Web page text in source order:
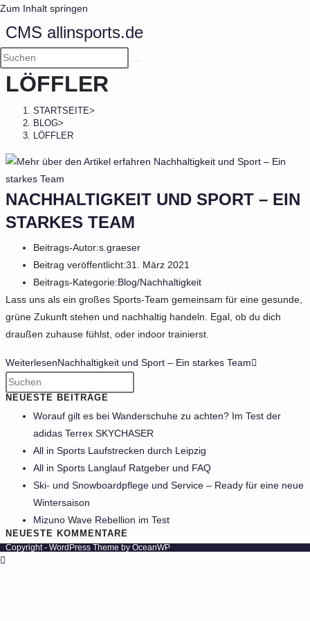
Zum Inhalt springen
CMS allinsports.de
LÖFFLER
STARTSEITE>
BLOG>
LÖFFLER
NACHHALTIGKEIT UND SPORT – EIN
STARKES TEAM
Beitrags-Autor:s.graeser
Beitrag veröffentlicht:31. März 2021
Beitrags-Kategorie:Blog/Nachhaltigkeit
Lass uns als ein großes Sports-Team gemeinsam für eine gesunde,
grüne Zukunft stehen und nachhaltig handeln. Egal, ob du dich
draußen zuhause fühlst, oder indoor trainierst.
WeiterlesenNachhaltigkeit und Sport – Ein starkes Team
NEUESTE BEITRÄGE
Worauf gilt es bei Wanderschuhe zu achten? Im Test der
adidas Terrex SKYCHASER
All in Sports Laufstrecken durch Leipzig
All in Sports Langlauf Ratgeber und FAQ
Ski- und Snowboardpflege und Service – Ready für eine neue
Wintersaison
Mizuno Wave Rebellion im Test
NEUESTE KOMMENTARE
Copyright - WordPress Theme by OceanWP